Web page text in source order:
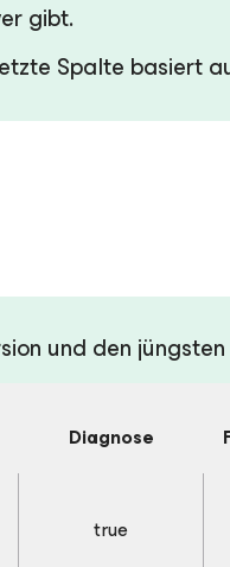
gibt.
Spalte basiert
und den
Diagnose
true